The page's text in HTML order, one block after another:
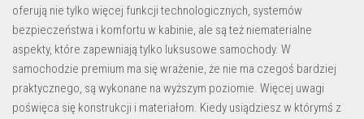
oferują nie tylko więcej funkcji technologicznych, systemów
bezpieczeństwa i komfortu w kabinie, ale są też niematerialne
aspekty, które zapewniają tylko luksusowe samochody. W
samochodzie premium ma się wrażenie, że nie ma czegoś bardziej
praktycznego, są wykonane na wyższym poziomie. Więcej uwagi
poświęca się konstrukcji i materiałom. Kiedy usiądziesz w którymś z